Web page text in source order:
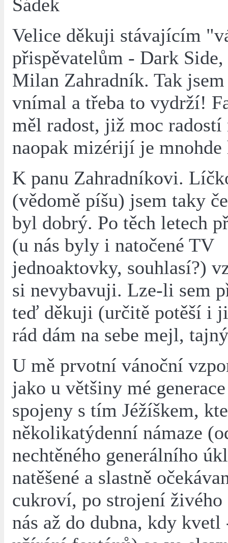
Šádek
Velice děkuji stávajícím
přispěvatelům - Dark
Milan Zahradník. Tak
vnímal a třeba to vydrží!
měl radost, již moc radostí
naopak mizérijí je mnohde
K panu Zahradníkovi.
(vědomě píšu) jsem taky
byl dobrý. Po těch letech
(u nás byly i natočené TV
jednoaktovky, souhlasí?)
si nevybavuji. Lze-li sem
teď děkuji (určitě potěší i
rád dám na sebe mejl,
U mě prvotní vánoční
jako u většiny mé
spojeny s tím Jéžíškem,
několikatýdenní námaze
nechtěného generálního
natěšené a slastně
cukroví, po strojení
nás až do dubna, kdy kvetl